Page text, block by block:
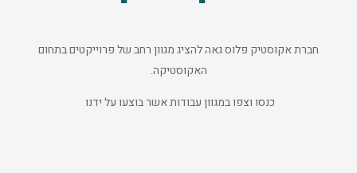
חברת אקוסטיק פלוס גאה להציג מגוון רחב של פרוייקטים בתחום
האקוסטיקה.
כנסו וצפו במגוון עבודות אשר בוצעו על ידנו